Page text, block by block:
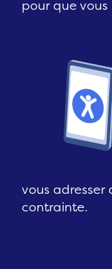
pour que
vous adresser
contrainte.